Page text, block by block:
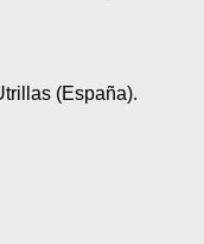
(España).